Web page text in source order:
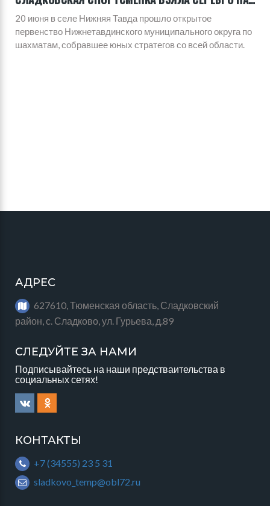
20 июня в селе Нижняя Тавда прошло открытое
первенство Нижнетавдинского муниципального округа по
шахматам, собравшее юных стратегов со всей области.
АДРЕС
627610, Тюменская область, Сладковский
район, с. Сладково, ул. Гурьева, д.89
СЛЕДУЙТЕ ЗА НАМИ
Подписывайтесь на наши предстваительства в
социальных сетях!
КОНТАКТЫ
+7 (34555) 23 5 31
sladkovo_temp@obl72.ru